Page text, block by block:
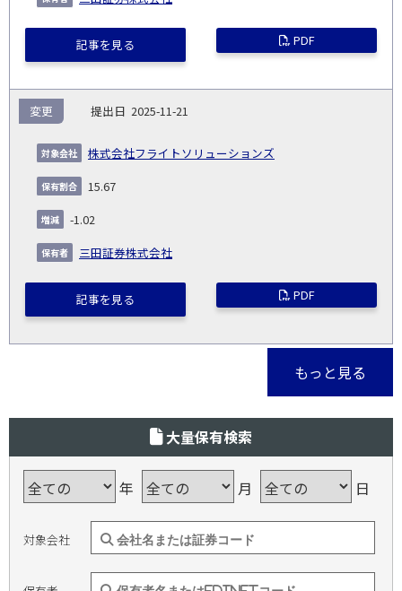
記事を見る PDF
2025-11-21
株式会社フライトソリューションズ
変更
15.67
-1.02
三田証券株式会社
記事を見る PDF
もっと見る
大量保有検索
年 月 日
対象会社